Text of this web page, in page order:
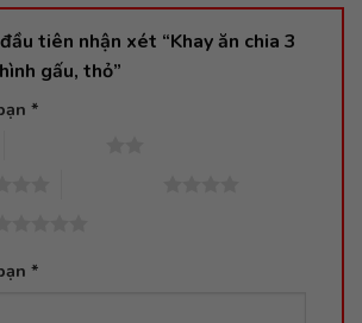
tiên nhận xét “Khay ăn chia 3
gấu, thỏ”
*
*